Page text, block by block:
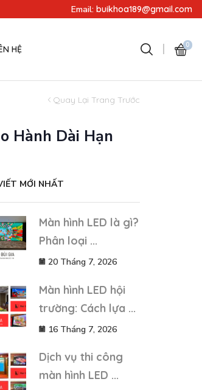
Miễn phí lắp đặt - Miễn phí
Email:buikhoa189@gmail.com
HỆ 0
Quay Lại Trang Trước
Hành Dài Hạn
MỚI NHẤT
Màn hình LED là gì?
Phân loại ...
20 Tháng 7, 2026
Màn hình LED hội
trường: Cách lựa ...
16 Tháng 7, 2026
Dịch vụ thi công
màn hình LED ...